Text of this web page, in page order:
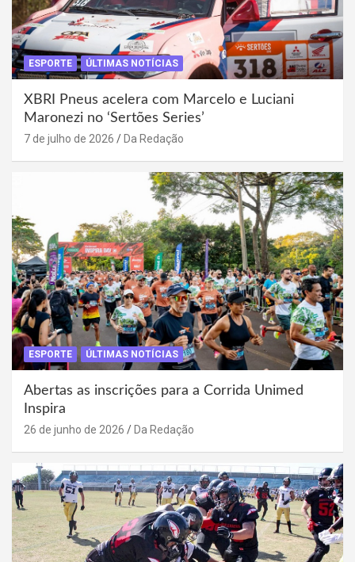
ESPORTE ÚLTIMAS NOTÍCIAS
XBRI Pneus acelera com Marcelo e Luciani
Maronezi no ‘Sertões Series’
7 de julho de 2026 Da Redação
ESPORTE ÚLTIMAS NOTÍCIAS
Abertas as inscrições para a Corrida Unimed
Inspira
26 de junho de 2026 Da Redação